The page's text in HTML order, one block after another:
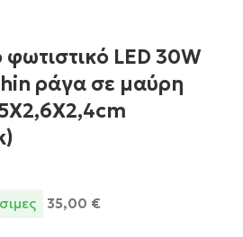
LED 30W
ράγα σε μαύρη
35,00 €